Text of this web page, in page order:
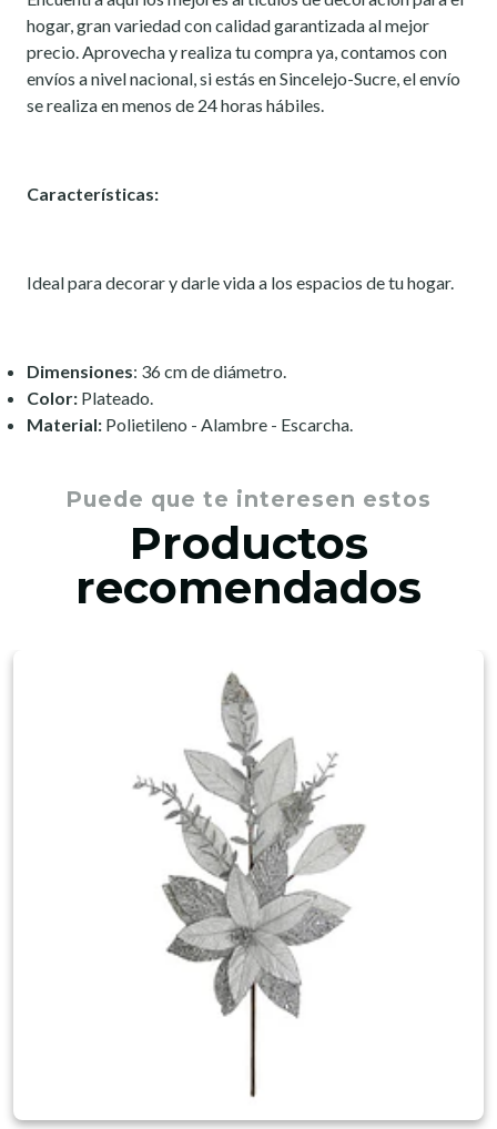
hogar, gran variedad con calidad garantizada al mejor
precio. Aprovecha y realiza tu compra ya, contamos con
envíos a nivel nacional, si estás en Sincelejo-Sucre, el envío
se realiza en menos de 24 horas hábiles.
Características:
Ideal para decorar y darle vida a los espacios de tu hogar.
Dimensiones: 36 cm de diámetro.
Color: Plateado.
Material: Polietileno - Alambre - Escarcha.
Puede que te interesen estos
Productos
recomendados